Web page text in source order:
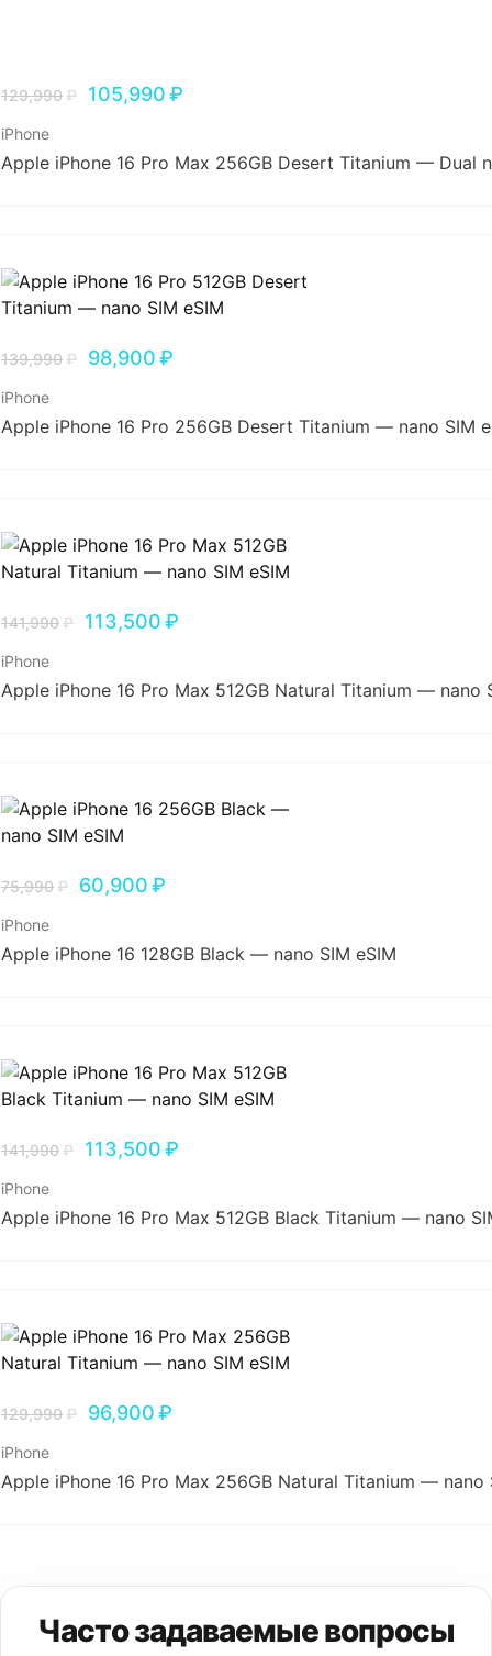
129,990₽ 105,990₽
iPhone
Apple iPhone 16 Pro Max 256GB Desert Titanium — Dual
139,990₽ 98,900₽
iPhone
Apple iPhone 16 Pro 256GB Desert Titanium — nano SIM
141,990₽ 113,500₽
iPhone
Apple iPhone 16 Pro Max 512GB Natural Titanium — nano
75,990₽ 60,900₽
iPhone
Apple iPhone 16 128GB Black — nano SIM eSIM
141,990₽ 113,500₽
iPhone
Apple iPhone 16 Pro Max 512GB Black Titanium — nano
129,990₽ 96,900₽
iPhone
Apple iPhone 16 Pro Max 256GB Natural Titanium — nano
Часто задаваемые вопросы